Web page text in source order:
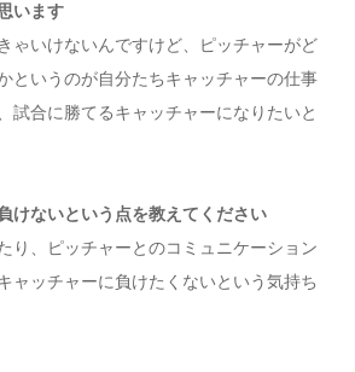
います
ゃいけないんですけど、ピッチャーがど
というのが自分たちキャッチャーの仕事
試合に勝てるキャッチャーになりたいと
けないという点を教えてください
り、ピッチャーとのコミュニケーション
ャッチャーに負けたくないという気持ち